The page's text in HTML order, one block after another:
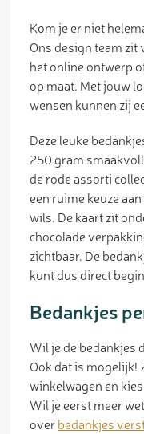
Kom je er niet
Ons design team
het online ontwerp
op maat. Met jouw
wensen kunnen zij
Deze leuke
250 gram
de rode assorti
een ruime keuze
wils. De kaart zit
chocolade
zichtbaar. De
kunt dus direct
Bedankjes
Wil je de bedankjes
Ook dat is mogelijk!
winkelwagen en kies
Wil je eerst meer
over bedankjes